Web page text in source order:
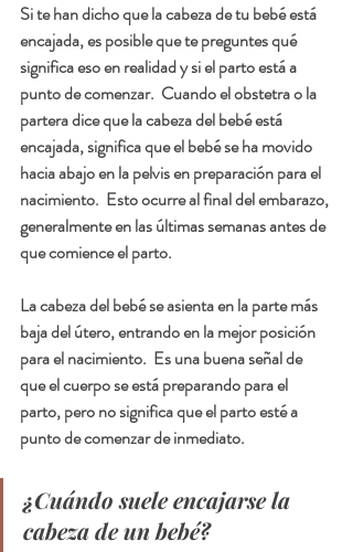
Si te han dicho que la cabeza de tu bebé está
encajada, es posible que te preguntes qué
significa eso en realidad y si el parto está a
punto de comenzar.  Cuando el obstetra o la
partera dice que la cabeza del bebé está
encajada, significa que el bebé se ha movido
hacia abajo en la pelvis en preparación para el
nacimiento.  Esto ocurre al final del embarazo,
generalmente en las últimas semanas antes de
que comience el parto.
La cabeza del bebé se asienta en la parte más
baja del útero, entrando en la mejor posición
para el nacimiento.  Es una buena señal de
que el cuerpo se está preparando para el
parto, pero no significa que el parto esté a
punto de comenzar de inmediato.
¿Cuándo suele encajarse la
cabeza de un bebé?